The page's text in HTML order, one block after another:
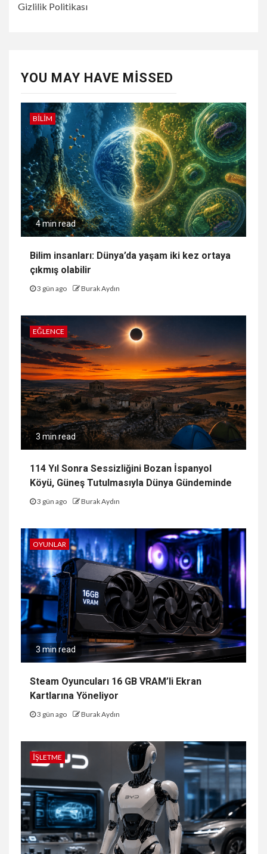
Gizlilik Politikası
YOU MAY HAVE MISSED
BILIM
4 min read
Bilim insanları: Dünya’da yaşam iki kez ortaya
çıkmış olabilir
3 gün ago Burak Aydın
EĞLENCE
3 min read
114 Yıl Sonra Sessizliğini Bozan İspanyol
Köyü, Güneş Tutulmasıyla Dünya Gündeminde
3 gün ago Burak Aydın
OYUNLAR
3 min read
Steam Oyuncuları 16 GB VRAM’li Ekran
Kartlarına Yöneliyor
3 gün ago Burak Aydın
İŞLETME